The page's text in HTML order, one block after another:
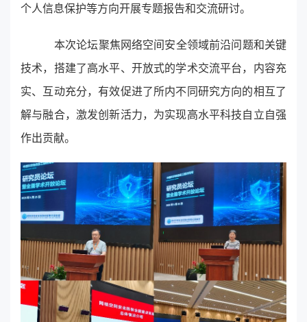
个人信息保护等方向开展专题报告和交流研讨。
本次论坛聚焦网络空间安全领域前沿问题和关键
技术，搭建了高水平、开放式的学术交流平台，内容充
实、互动充分，有效促进了所内不同研究方向的相互了
解与融合，激发创新活力，为实现高水平科技自立自强
作出贡献。